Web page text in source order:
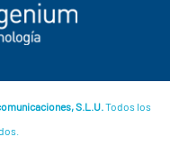
S.L.U.Todos los